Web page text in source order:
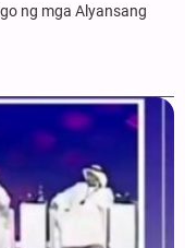
ng mga Alyansang